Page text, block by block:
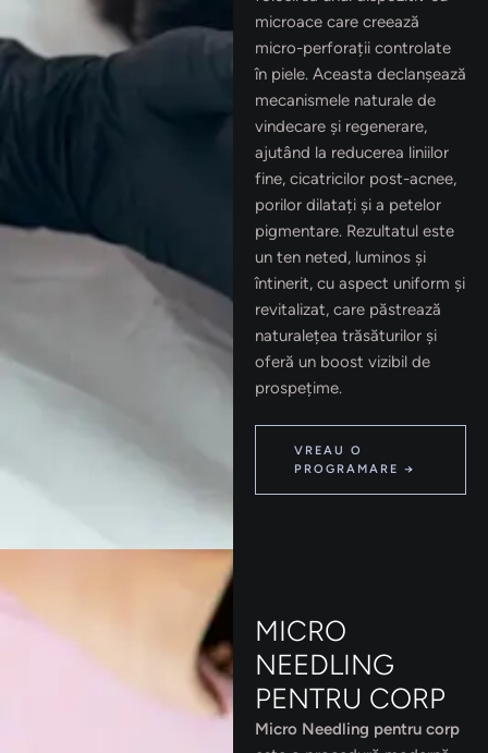
microace care creează
micro-perforații controlate
în piele. Aceasta declanșează
mecanismele naturale de
vindecare și regenerare,
ajutând la reducerea liniilor
fine, cicatricilor post-acnee,
porilor dilatați și a petelor
pigmentare. Rezultatul este
un ten neted, luminos și
întinerit, cu aspect uniform și
revitalizat, care păstrează
naturalețea trăsăturilor și
oferă un boost vizibil de
prospețime.
VREAU O
PROGRAMARE →
MICRO
NEEDLING
PENTRU CORP
Micro Needling pentru corp